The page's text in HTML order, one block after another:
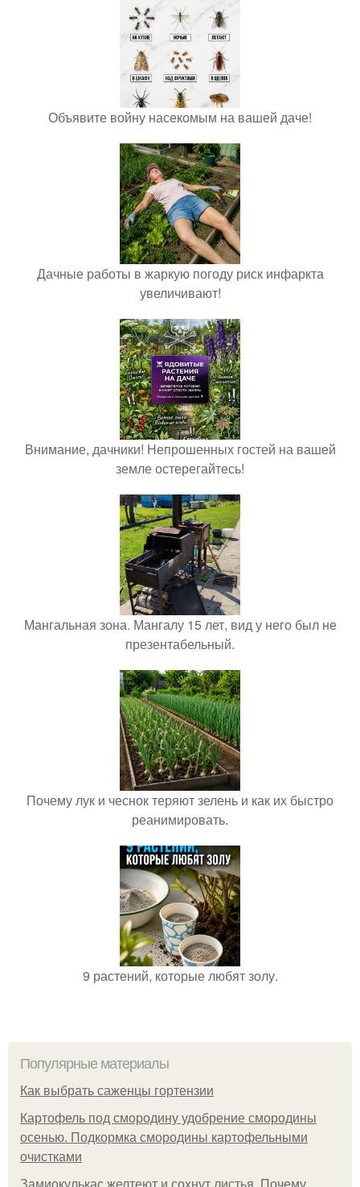
Объявите войну насекомым на вашей даче!
Дачные работы в жаркую погоду риск инфаркта
увеличивают!
Внимание, дачники! Непрошенных гостей на вашей
земле остерегайтесь!
Мангальная зона. Мангалу 15 лет, вид у него был не
презентабельный.
Почему лук и чеснок теряют зелень и как их быстро
реанимировать.
9 растений, которые любят золу.
Популярные материалы
Как выбрать саженцы гортензии
Картофель под смородину удобрение смородины
осенью. Подкормка смородины картофельными
очистками
Замиокулькас желтеют и сохнут листья. Почему